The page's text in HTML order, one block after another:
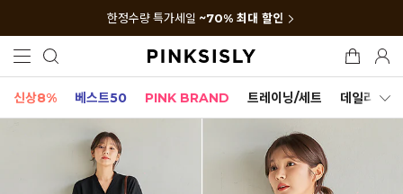
한정수량 특가세일 ~70% 최대 할인
신상8% 베스트50 PINK BRAND 트레이닝/세트 데일리세트